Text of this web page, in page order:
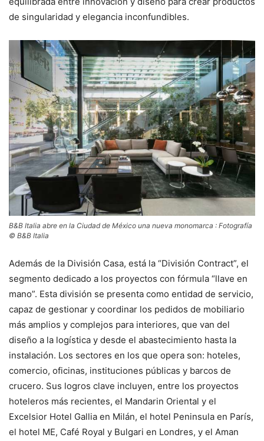
de singularidad y elegancia inconfundibles.
B&B Italia abre en la Ciudad de México una nueva monomarca : Fotografía
© B&B Italia
Además de la División Casa, está la “División Contract”, el
segmento dedicado a los proyectos con fórmula “llave en
mano”. Esta división se presenta como entidad de servicio,
capaz de gestionar y coordinar los pedidos de mobiliario
más amplios y complejos para interiores, que van del
diseño a la logística y desde el abastecimiento hasta la
instalación. Los sectores en los que opera son: hoteles,
comercio, oficinas, instituciones públicas y barcos de
crucero. Sus logros clave incluyen, entre los proyectos
hoteleros más recientes, el Mandarin Oriental y el
Excelsior Hotel Gallia en Milán, el hotel Peninsula en París,
el hotel ME, Café Royal y Bulgari en Londres, y el Aman